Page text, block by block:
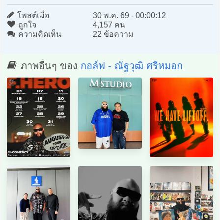
โพสต์เมื่อ
30 พ.ค. 69 - 00:00:12
ถูกใจ
4,157 คน
ความคิดเห็น
22 ข้อความ
ภาพอื่นๆ ของ กอล์ฟ - ณัฐวุฒิ ศรีหมอก